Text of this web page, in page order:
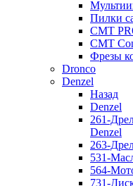
Пилки
CMT
CMT
Фрезы
Dronco
Denzel
Назад
Denzel
261-
Denzel
263-
531-
564-
731-